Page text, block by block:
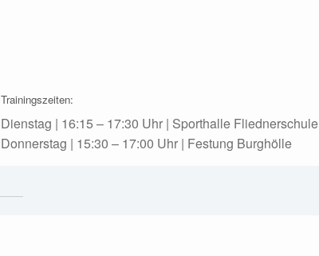
Trainingszeiten:
Dienstag | 16:15 – 17:30 Uhr | Sporthalle Fliednerschule
Donnerstag | 15:30 – 17:00 Uhr | Festung Burghölle